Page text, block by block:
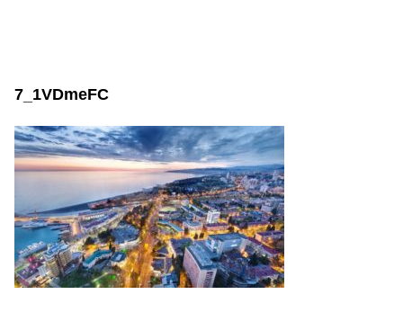
7_1VDmeFC